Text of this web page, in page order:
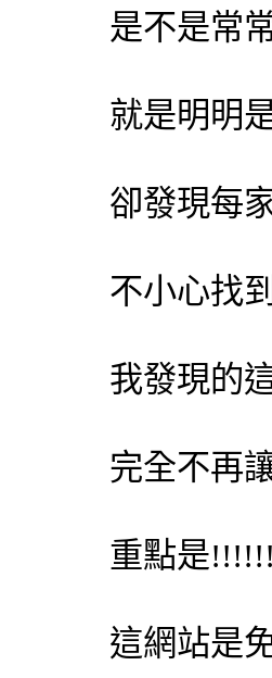
是不是常
就是明明
卻發現每
不小心找
我發現的
完全不再
重點是
這網站是